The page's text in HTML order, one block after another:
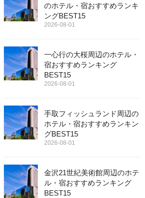
のホテル・宿おすすめランキ
ングBEST15
2026-08-01
一心行の大桜周辺のホテル・
宿おすすめランキング
BEST15
2026-08-01
手取フィッシュランド周辺の
ホテル・宿おすすめランキン
グBEST15
2026-08-01
金沢21世紀美術館周辺のホテ
ル・宿おすすめランキング
BEST15